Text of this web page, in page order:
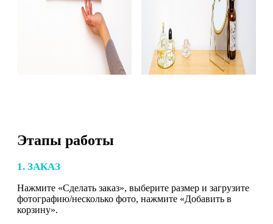
Этапы работы
1. ЗАКАЗ
Нажмите «Сделать заказ», выберите размер и загрузите
фотографию/несколько фото, нажмите «Добавить в
корзину».